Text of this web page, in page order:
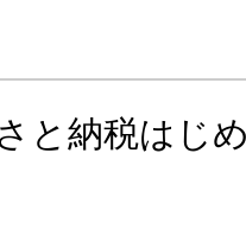
と納税はじ